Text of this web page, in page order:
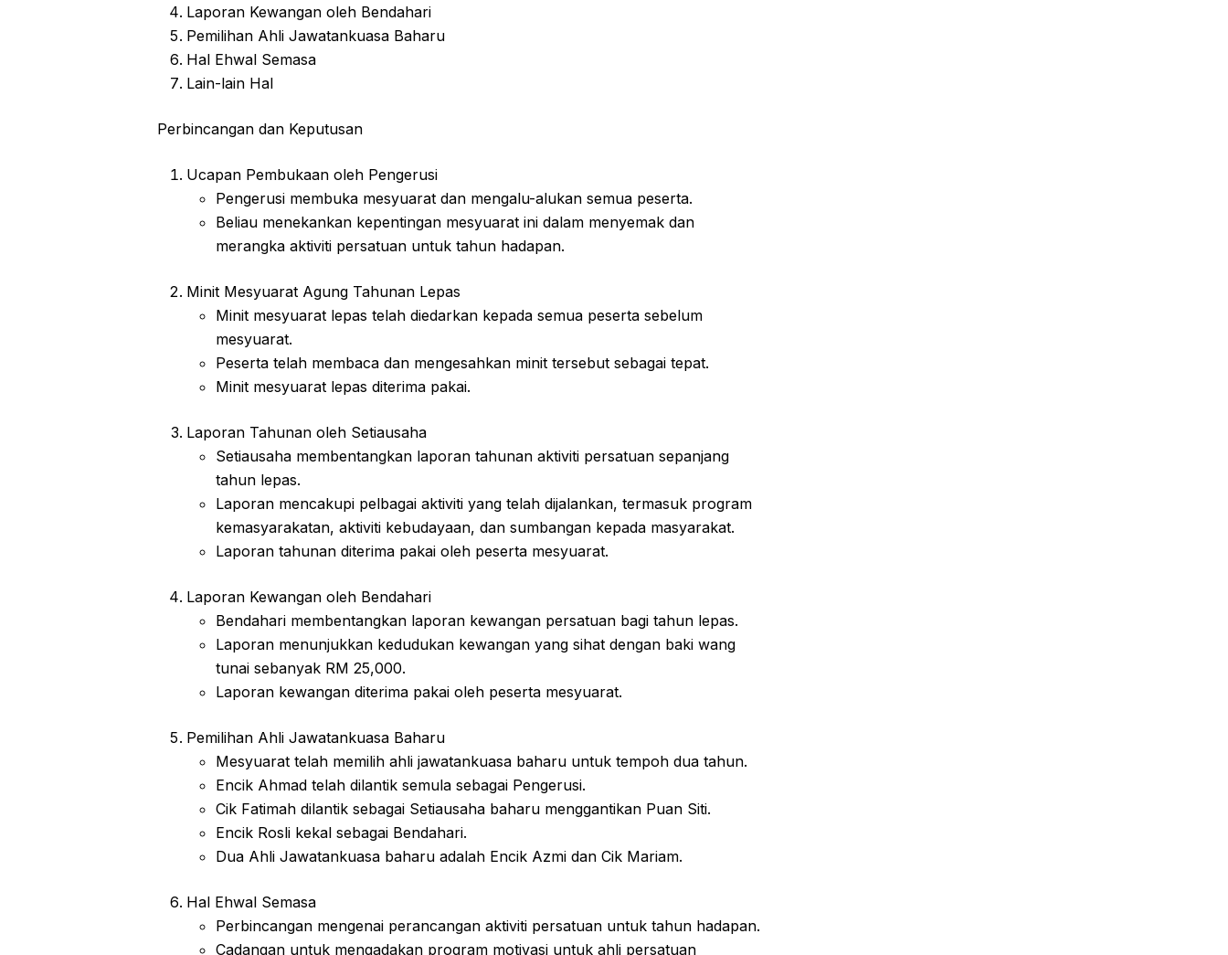
Laporan Kewangan oleh Bendahari
Pemilihan Ahli Jawatankuasa Baharu
Hal Ehwal Semasa
Lain-lain Hal
Perbincangan dan Keputusan
Ucapan Pembukaan oleh Pengerusi
Pengerusi membuka mesyuarat dan mengalu-alukan semua peserta.
Beliau menekankan kepentingan mesyuarat ini dalam menyemak dan
merangka aktiviti persatuan untuk tahun hadapan.
Minit Mesyuarat Agung Tahunan Lepas
Minit mesyuarat lepas telah diedarkan kepada semua peserta sebelum
mesyuarat.
Peserta telah membaca dan mengesahkan minit tersebut sebagai tepat.
Minit mesyuarat lepas diterima pakai.
Laporan Tahunan oleh Setiausaha
Setiausaha membentangkan laporan tahunan aktiviti persatuan sepanjang
tahun lepas.
Laporan mencakupi pelbagai aktiviti yang telah dijalankan, termasuk program
kemasyarakatan, aktiviti kebudayaan, dan sumbangan kepada masyarakat.
Laporan tahunan diterima pakai oleh peserta mesyuarat.
Laporan Kewangan oleh Bendahari
Bendahari membentangkan laporan kewangan persatuan bagi tahun lepas.
Laporan menunjukkan kedudukan kewangan yang sihat dengan baki wang
tunai sebanyak RM 25,000.
Laporan kewangan diterima pakai oleh peserta mesyuarat.
Pemilihan Ahli Jawatankuasa Baharu
Mesyuarat telah memilih ahli jawatankuasa baharu untuk tempoh dua tahun.
Encik Ahmad telah dilantik semula sebagai Pengerusi.
Cik Fatimah dilantik sebagai Setiausaha baharu menggantikan Puan Siti.
Encik Rosli kekal sebagai Bendahari.
Dua Ahli Jawatankuasa baharu adalah Encik Azmi dan Cik Mariam.
Hal Ehwal Semasa
Perbincangan mengenai perancangan aktiviti persatuan untuk tahun hadapan.
Cadangan untuk mengadakan program motivasi untuk ahli persatuan